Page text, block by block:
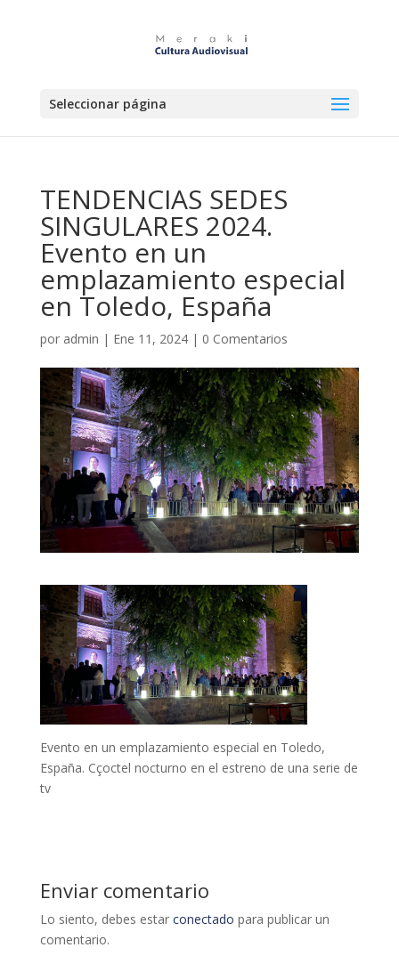
Seleccionar página
TENDENCIAS SEDES
SINGULARES 2024.
Evento en un
emplazamiento especial
en Toledo, España
por admin | Ene 11, 2024| 0 Comentarios
Evento en un emplazamiento especial en Toledo,
España. Cçoctel nocturno en el estreno de una serie de
tv
Enviar comentario
Lo siento, debes estar conectado para publicar un
comentario.